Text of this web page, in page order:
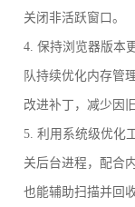
关闭非活跃窗口。
4. 保持浏览器版本
队持续优化内存管
改进补丁，减少因
5. 利用系统级优化
关后台进程，配合
也能辅助扫描并回